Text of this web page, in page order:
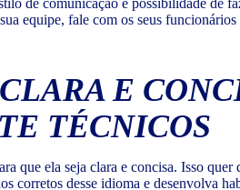
de comunicação e possibilidade
equipe, fale com os seus
E
TÉCNICOS
que ela seja clara e concisa. Isso
corretos desse idioma e desenvolva